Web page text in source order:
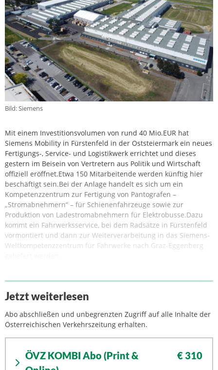
Bild: Siemens
Mit einem Investitionsvolumen von rund 40 Mio.EUR hat
Siemens Mobility in Fürstenfeld in der Oststeiermark ein neues
Fertigungs-, Service- und Logistikwerk errichtet und dieses
gestern im Beisein von Vertretern aus Politik und Wirtschaft
offiziell eröffnet.Etwa 150 Mitarbeitende werden künftig hier
beschäftigt sein.Bei der Anlage handelt es sich um ein
Kompetenzzentrum zur Fertigung von Pantografen –
„Stromabnehmern“ – für Schienenfahrzeuge sowie zur
Produktion von Ladestromabnehmern für Elektrobusse.Dazu
kommt ein Fahrwerksservice, bei dem Radsätze in Fürstenfeld
vormontiert und dann zur Weiterverarbeitung in das Siemens-
Weltkompetenzzentrum für Fahrwerke nach Graz-Eggenberg
Jetzt weiterlesen
Abo abschließen und unbegrenzten Zugriff auf alle Inhalte der
Österreichischen Verkehrszeitung erhalten.
ÖVZ KOMBI Abo (Print &
€ 310